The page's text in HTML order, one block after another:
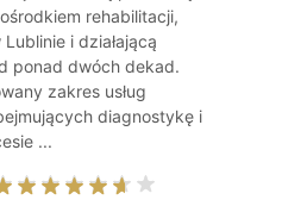
rehabilitacji,
i działającą
ponad dwóch dekad.
zakres usług
diagnostykę i
...